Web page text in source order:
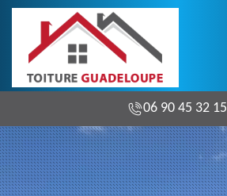
06 90 45 32 15